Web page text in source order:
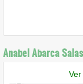
Anabel Abarca Salas